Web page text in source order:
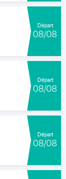
Départ
08/08
Départ
08/08
Départ
08/08